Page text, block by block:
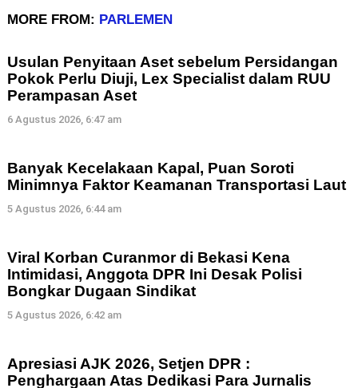
MORE FROM: PARLEMEN
Usulan Penyitaan Aset sebelum Persidangan
Pokok Perlu Diuji, Lex Specialist dalam RUU
Perampasan Aset
6 Agustus 2026, 6:47 am
Banyak Kecelakaan Kapal, Puan Soroti
Minimnya Faktor Keamanan Transportasi Laut
5 Agustus 2026, 6:44 am
Viral Korban Curanmor di Bekasi Kena
Intimidasi, Anggota DPR Ini Desak Polisi
Bongkar Dugaan Sindikat
5 Agustus 2026, 6:42 am
Apresiasi AJK 2026, Setjen DPR :
Penghargaan Atas Dedikasi Para Jurnalis